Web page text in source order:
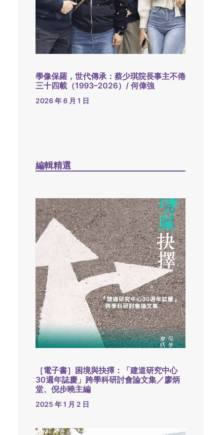
學像保羅，世代傳承：蔡少琪院長事主不倦
三十四載（1993–2026）/ 何偉強
2026 年 6 月 1 日
編輯精選
［電子書］困境與抉擇：「建道研究中心
30週年誌慶」跨學科研討會論文集／廖炳
堂、倪步曉主編
2025 年 1 月 2 日